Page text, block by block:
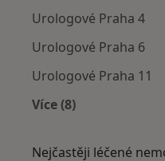
Urologové Praha 4
Urologové Praha 6
Urologové Praha 11
Více (8)
Nejčastěji léčené